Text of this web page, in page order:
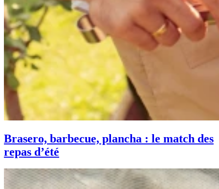
Brasero, barbecue, plancha : le match des
repas d’été